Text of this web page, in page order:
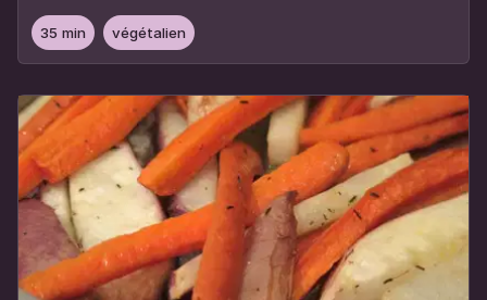
35 min végétalien